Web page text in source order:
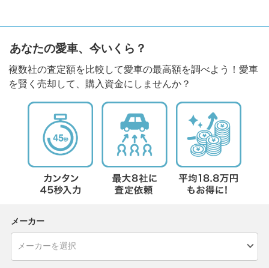
あなたの愛車、今いくら？
複数社の査定額を比較して愛車の最高額を調べよう！愛車
を賢く売却して、購入資金にしませんか？
メーカー